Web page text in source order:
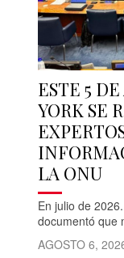
ESTE 5
YORK SE
LA ONU
En julio de
documentó que
AGOSTO 6,